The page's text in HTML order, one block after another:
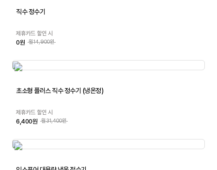
직수 정수기
제휴카드 할인 시
0원 월14,900원
초소형 플러스 직수 정수기 (냉온정)
제휴카드 할인 시
6,400원 월31,400원